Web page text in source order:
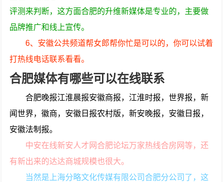
评测来判断，这方面合肥的升维新媒体是专业的，主要做
品牌推广和线上宣传。
6、安徽公共频道帮女郎帮你忙是可以的，你可以试着
打热线电话联系看看。
合肥媒体有哪些可以在线联系
合肥晚报江淮晨报安徽商报，江淮时报，世界报，新
闻世界，徽商，安徽日报农村版，新安晚报，安徽日报，
安徽法制报。
中安在线新安人才网合肥论坛万家热线合房网等，还
有新出来的达达商城规模也很大。
当然是上海分略文化传媒有限公司合肥分公司了，这